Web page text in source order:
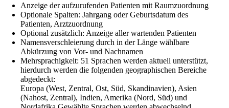
Anzeige der aufzurufenden Patienten mit Raumzuordnung
Optionale Spalten: Jahrgang oder Geburtsdatum des
Patienten, Arztzuordnung
Optional zusätzlich: Anzeige aller wartenden Patienten
Namensverschleierung durch in der Länge wählbare
Abkürzung von Vor- und Nachnamen
Mehrsprachigkeit: 51 Sprachen werden aktuell unterstützt,
hierdurch werden die folgenden geographischen Bereiche
abgedeckt:
Europa (West, Zentral, Ost, Süd, Skandinavien), Asien
(Nahost, Zentral), Indien, Amerika (Nord, Süd) und